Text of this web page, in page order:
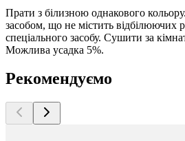
Прати з білизною однакового
засобом, що не містить відбілюючих
спеціального засобу. Сушити за
Можлива усадка 5%.
Рекомендуємо